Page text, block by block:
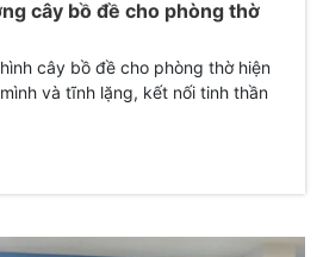
cây bồ đề cho phòng thờ
cây bồ đề cho phòng thờ hiện
và tĩnh lặng, kết nối tinh thần